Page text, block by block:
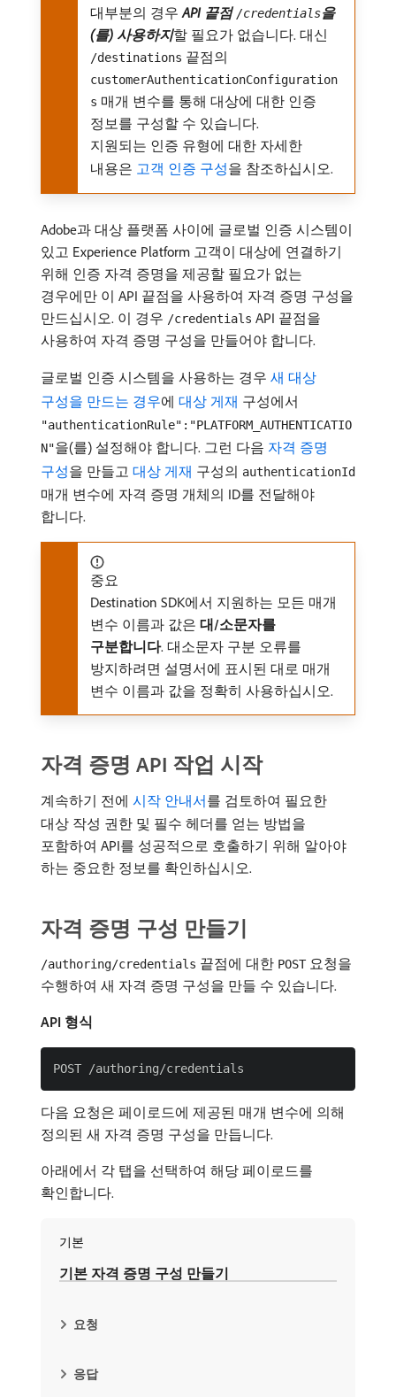
대부분의 경우API 끝점 /credentials을
(를) 사용하지​할 필요가 없습니다. 대신
/destinations 끝점의
customerAuthenticationConfiguration
s 매개 변수를 통해 대상에 대한 인증
정보를 구성할 수 있습니다.
지원되는 인증 유형에 대한 자세한
내용은 고객 인증 구성을 참조하십시오.
Adobe과 대상 플랫폼 사이에 글로벌 인증 시스템이
있고 Experience Platform 고객이 대상에 연결하기
위해 인증 자격 증명을 제공할 필요가 없는
경우에만 이 API 끝점을 사용하여 자격 증명 구성을
만드십시오. 이 경우 /credentials API 끝점을
사용하여 자격 증명 구성을 만들어야 합니다.
글로벌 인증 시스템을 사용하는 경우 새 대상
구성을 만드는 경우에 대상 게재 구성에서
"authenticationRule":"PLATFORM_AUTHENTICATIO
N"을(를) 설정해야 합니다. 그런 다음 자격 증명
구성을 만들고 대상 게재 구성의 authenticationId
매개 변수에 자격 증명 개체의 ID를 전달해야
합니다.
중요
Destination SDK에서 지원하는 모든 매개
변수 이름과 값은 대/소문자를
구분합니다. 대소문자 구분 오류를
방지하려면 설명서에 표시된 대로 매개
변수 이름과 값을 정확히 사용하십시오.
자격 증명 API 작업 시작
계속하기 전에 시작 안내서를 검토하여 필요한
대상 작성 권한 및 필수 헤더를 얻는 방법을
포함하여 API를 성공적으로 호출하기 위해 알아야
하는 중요한 정보를 확인하십시오.
자격 증명 구성 만들기
/authoring/credentials 끝점에 대한 POST요청을
수행하여 새 자격 증명 구성을 만들 수 있습니다.
API 형식
다음 요청은 페이로드에 제공된 매개 변수에 의해
정의된 새 자격 증명 구성을 만듭니다.
아래에서 각 탭을 선택하여 해당 페이로드를
확인합니다.
기본
기본 자격 증명 구성 만들기
요청
응답